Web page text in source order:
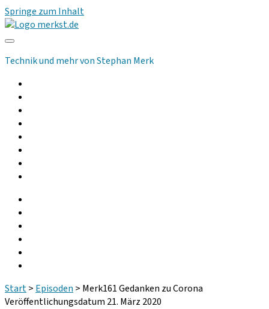
Springe zum Inhalt
merkst.de
Technik und mehr von Stephan Merk
Start> Episoden > Merk161 Gedanken zu Corona
Veröffentlichungsdatum 21. März 2020